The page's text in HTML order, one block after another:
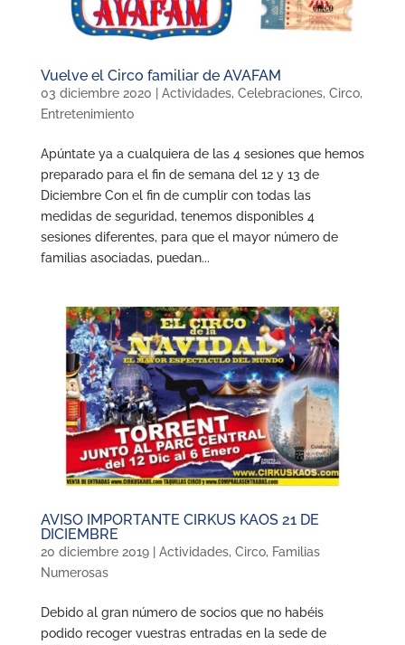
Vuelve el Circo familiar de AVAFAM
03 diciembre 2020 Actividades, Celebraciones, Circo,
Entretenimiento
Apúntate ya a cualquiera de las 4 sesiones que hemos
preparado para el fin de semana del 12 y 13 de
Diciembre Con el fin de cumplir con todas las
medidas de seguridad, tenemos disponibles 4
sesiones diferentes, para que el mayor número de
familias asociadas, puedan...
AVISO IMPORTANTE CIRKUS KAOS 21 DE
DICIEMBRE
20 diciembre 2019| Actividades, Circo, Familias
Numerosas
Debido al gran número de socios que no habéis
podido recoger vuestras entradas en la sede de